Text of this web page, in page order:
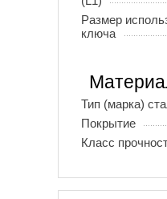
Размер
ключа
Тип (марка)
Покрытие
Класс